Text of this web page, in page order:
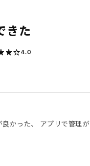
きた
4.0
かった、 アプリで管理